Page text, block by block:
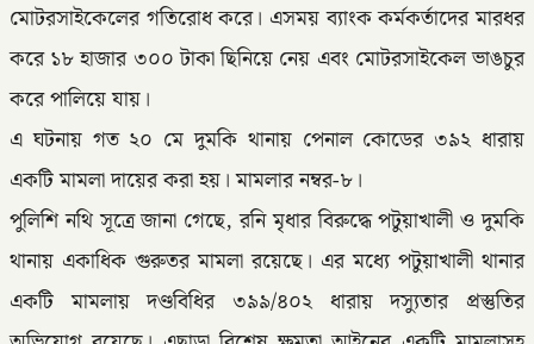
মোটরসাইকেলের গতিরোধ করে। এসময় ব্যাংক কর্মকর্তাদের মারধর
করে ১৮ হাজার ৩০০ টাকা ছিনিয়ে নেয় এবং মোটরসাইকেল ভাঙচুর
করে পালিয়ে যায়।
এ ঘটনায় গত ২০ মে দুমকি থানায় পেনাল কোডের ৩৯২ ধারায়
একটি মামলা দায়ের করা হয়। মামলার নম্বর-৮।
পুলিশি নথি সূত্রে জানা গেছে, রনি মৃধার বিরুদ্ধে পটুয়াখালী ও দুমকি
থানায় একাধিক গুরুতর মামলা রয়েছে। এর মধ্যে পটুয়াখালী থানার
একটি মামলায় দণ্ডবিধির ৩৯৯/৪০২ ধারায় দস্যুতার প্রস্তুতির